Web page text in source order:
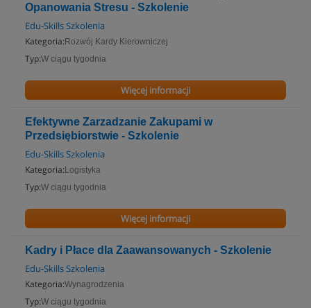
Opanowania Stresu - Szkolenie
Edu-Skills Szkolenia
Kategoria: Rozwój Kardy Kierowniczej
Typ:W ciągu tygodnia
Więcej informacji
Efektywne Zarzadzanie Zakupami w
Przedsiębiorstwie - Szkolenie
Edu-Skills Szkolenia
Kategoria: Logistyka
Typ:W ciągu tygodnia
Więcej informacji
Kadry i Płace dla Zaawansowanych - Szkolenie
Edu-Skills Szkolenia
Kategoria:Wynagrodzenia
Typ:W ciągu tygodnia